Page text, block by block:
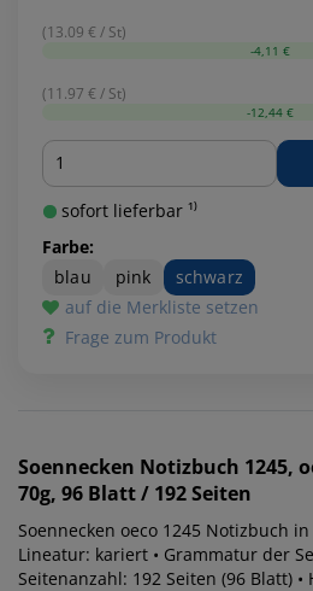
(13.09 € / St)
-4,11 €
(11.97 € / St)
-12,44 €
Menge
sofort lieferbar ¹⁾
Farbe:
blau
pink
schwarz
auf die Merkliste setzen
Frage zum Produkt
Soennecken Notizbuch 1245,
70g, 96 Blatt / 192 Seiten
Soennecken oeco 1245 Notizbuch in
Lineatur: kariert • Grammatur der